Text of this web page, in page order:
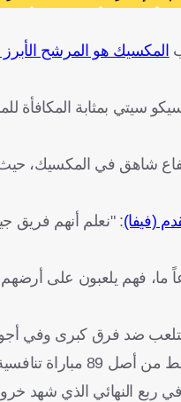
المكسيك هو المرشح الأبرز
(فيفا): "نعلم أنهم فريق
فهم يلعبون على أرضهم
لتلعب ضد فرق كبرى وفي
وتشير السجلات إلى أن